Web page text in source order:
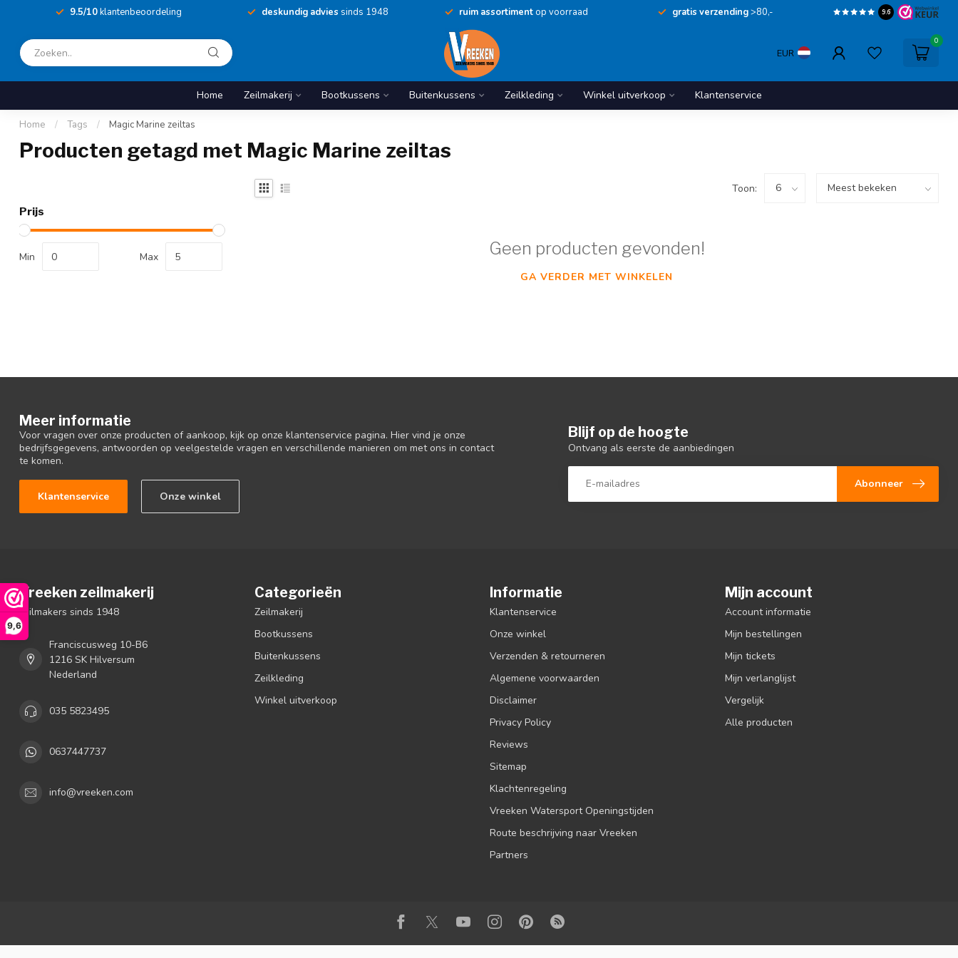
9,6
9.5/10klantenbeoordeling deskundig advies sinds 1948 ruim assortimentop voorraad gratis verzending>80,- 9.6
EUR
0
Home Zeilmakerij Bootkussens Buitenkussens Zeilkleding Winkel uitverkoop Klantenservice
Home / Tags / Magic Marine zeiltas
Producten getagd met Magic Marine zeiltas
Prijs
Min Max
Toon:
Geen producten gevonden!
GA VERDER MET WINKELEN
Meer informatie
Voor vragen over onze producten of aankoop, kijk op onze klantenservice pagina. Hier vind je onze
bedrijfsgegevens, antwoorden op veelgestelde vragen en verschillende manieren om met ons in contact
te komen.
Klantenservice Onze winkel
Blijf op de hoogte
Ontvang als eerste de aanbiedingen
Abonneer
Vreeken zeilmakerij
zeilmakers sinds 1948
Franciscusweg 10-B6
1216 SK Hilversum
Nederland
035 5823495
0637447737
info@vreeken.com
Categorieën
Zeilmakerij
Bootkussens
Buitenkussens
Zeilkleding
Winkel uitverkoop
Informatie
Klantenservice
Onze winkel
Verzenden & retourneren
Algemene voorwaarden
Disclaimer
Privacy Policy
Reviews
Sitemap
Klachtenregeling
Vreeken Watersport Openingstijden
Route beschrijving naar Vreeken
Partners
Mijn account
Account informatie
Mijn bestellingen
Mijn tickets
Mijn verlanglijst
Vergelijk
Alle producten